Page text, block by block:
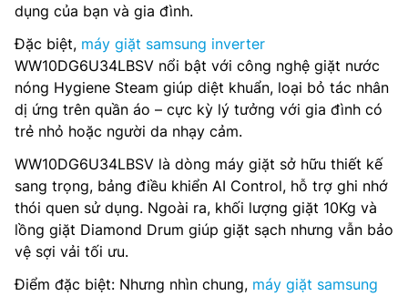
dụng của bạn và gia đình.
Đặc biệt, máy giặt samsung inverter
WW10DG6U34LBSV nổi bật với công nghệ giặt nước
nóng Hygiene Steam giúp diệt khuẩn, loại bỏ tác nhân
dị ứng trên quần áo – cực kỳ lý tưởng với gia đình có
trẻ nhỏ hoặc người da nhạy cảm.
WW10DG6U34LBSV là dòng máy giặt sở hữu thiết kế
sang trọng, bảng điều khiển AI Control, hỗ trợ ghi nhớ
thói quen sử dụng. Ngoài ra, khối lượng giặt 10Kg và
lồng giặt Diamond Drum giúp giặt sạch nhưng vẫn bảo
vệ sợi vải tối ưu.
Điểm đặc biệt: Nhưng nhìn chung, máy giặt samsung